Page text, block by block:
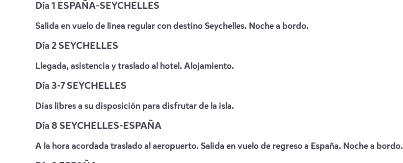
Día 1 ESPAÑA-SEYCHELLES
Salida en vuelo de línea regular con destino Seychelles. Noche a bordo.
Día 2 SEYCHELLES
Llegada, asistencia y traslado al hotel. Alojamiento.
Día 3-7 SEYCHELLES
Días libres a su disposición para disfrutar de la isla.
Día 8 SEYCHELLES-ESPAÑA
A la hora acordada traslado al aeropuerto. Salida en vuelo de regreso a España. Noche a bordo.